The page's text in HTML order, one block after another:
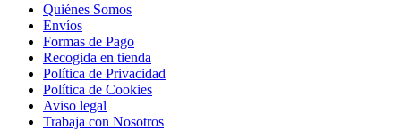
Quiénes Somos
Envíos
Formas de Pago
Recogida en tienda
Política de Privacidad
Política de Cookies
Aviso legal
Trabaja con Nosotros